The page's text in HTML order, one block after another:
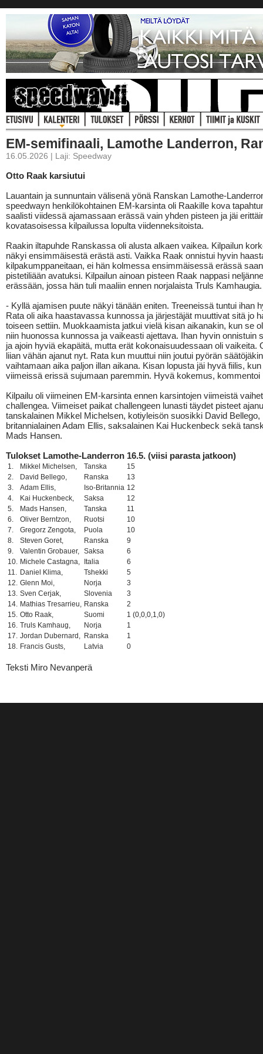
EM-semifinaali, Lamothe Landerron,
16.05.2026 | Laji: Speedway
Otto Raak karsiutui
Lauantain ja sunnuntain välisenä yönä Ranskan Lamothe-
speedwayn henkilökohtainen EM-karsinta oli Raakille kova
saalisti viidessä ajamassaan erässä vain yhden pisteen ja jäi
kovatasoisessa kilpailussa lopulta viidenneksitoista.
Raakin iltapuhde Ranskassa oli alusta alkaen vaikea. Kilpailun
näkyi ensimmäisestä erästä asti. Vaikka Raak onnistui hyvin
kilpakumppaneitaan, ei hän kolmessa ensimmäisessä erässä
pistetiliään avatuksi. Kilpailun ainoan pisteen Raak nappasi
erässään, jossa hän tuli maaliin ennen norjalaista Truls Kamhaugia.
- Kyllä ajamisen puute näkyi tänään eniten. Treeneissä tuntui ihan
Rata oli aika haastavassa kunnossa ja järjestäjät muuttivat sitä jo
toiseen settiin. Muokkaamista jatkui vielä kisan aikanakin, kun se
niin huonossa kunnossa ja vaikeasti ajettava. Ihan hyvin onnistuin
ja ajoin hyviä ekapäitä, mutta erät kokonaisuudessaan oli vaikeita.
liian vähän ajanut nyt. Rata kun muuttui niin joutui pyörän säätöjäkin
vaihtamaan aika paljon illan aikana. Kisan lopusta jäi hyvä fiilis,
viimeissä erissä sujumaan paremmin. Hyvä kokemus, kommentoi
Kilpailu oli viimeinen EM-karsinta ennen karsintojen viimeistä
challengea. Viimeiset paikat challengeen lunasti täydet pisteet
tanskalainen Mikkel Michelsen, kotiyleisön suosikki David Bellego,
britannialainen Adam Ellis, saksalainen Kai Huckenbeck sekä
Mads Hansen.
Tulokset Lamothe-Landerron 16.5. (viisi parasta jatkoon)
1. Mikkel Michelsen, Tanska
15
2.
David Bellego, Ranska
13
3.
Adam Ellis, Iso-Britannia 12
4.
Kai Huckenbeck, Saksa
12
5.
Mads Hansen, Tanska
11
6.
Oliver Berntzon, Ruotsi
10
7.
Gregorz Zengota, Puola
10
8.
Steven Goret, Ranska
9
9.
Valentin Grobauer, Saksa
6
10. Michele Castagna, Italia
6
11. Daniel Klima, Tshekki
5
12. Glenn Moi, Norja
3
13. Sven Cerjak, Slovenia
3
14. Mathias Tresarrieu, Ranska
2
15. Otto Raak, Suomi
1 (0,0,0,1,0)
16. Truls Kamhaug, Norja
1
17. Jordan Dubernard, Ranska
1
18. Francis Gusts, Latvia 0
Teksti Miro Nevanperä